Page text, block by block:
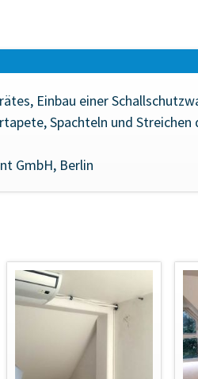
Einbau einer
Spachteln und
GmbH, Berlin